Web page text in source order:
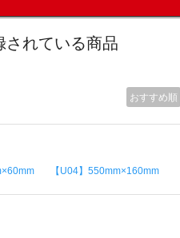
されている商品
おすすめ順
【U04】550mm×160mm